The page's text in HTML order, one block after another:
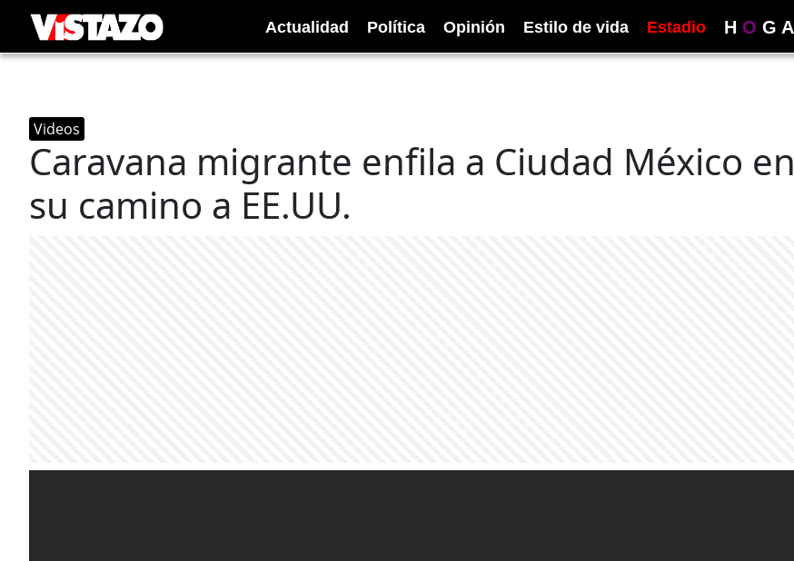
Actualidad Política Opinión Estilo de vida Estadio H O G A
Videos
Caravana migrante enfila a Ciudad México en
su camino a EE.UU.